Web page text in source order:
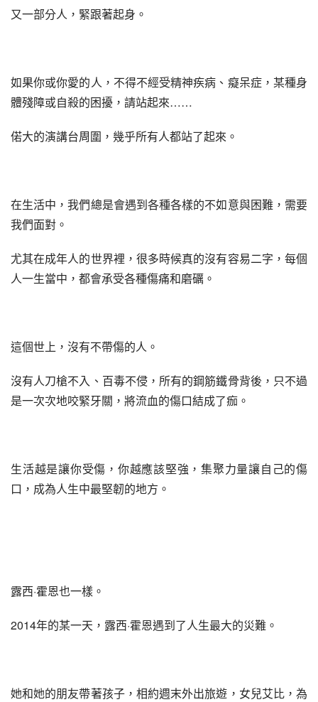
又一部分人，緊跟著起身。
如果你或你愛的人，不得不經受精神疾病、癡呆症，某種身
體殘障或自殺的困擾，請站起來……
偌大的演講台周圍，幾乎所有人都站了起來。
在生活中，我們總是會遇到各種各樣的不如意與困難，需要
我們面對。
尤其在成年人的世界裡，很多時候真的沒有容易二字，每個
人一生當中，都會承受各種傷痛和磨礪。
這個世上，沒有不帶傷的人。
沒有人刀槍不入、百毒不侵，所有的鋼筋鐵骨背後，只不過
是一次次地咬緊牙關，將流血的傷口結成了痂。
生活越是讓你受傷，你越應該堅強，集聚力量讓自己的傷
口，成為人生中最堅韌的地方。
露西·霍恩也一樣。
2014年的某一天，露西·霍恩遇到了人生最大的災難。
她和她的朋友帶著孩子，相約週末外出旅遊，女兒艾比，為